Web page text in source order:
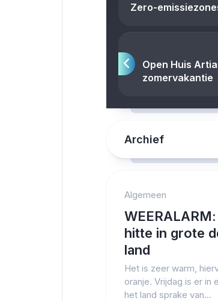
Zero-
Open Huis
zomervakantie
Archief
Algemeen
hitte in grote
land
Het is zeer warm,
oranje. Vrijdag is er in
het land sprake van...